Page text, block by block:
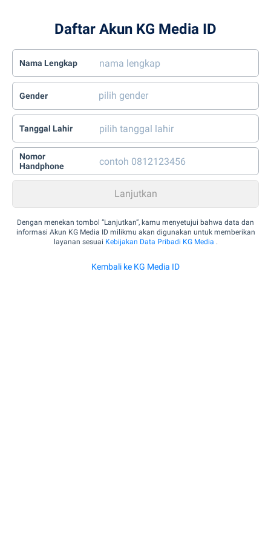
Daftar Akun KG Media ID
Nama Lengkap
Gender
Tanggal Lahir
Nomor
Handphone
Dengan menekan tombol “Lanjutkan”, kamu menyetujui bahwa data dan
informasi Akun KG Media ID milikmu akan digunakan untuk memberikan
layanan sesuai Kebijakan Data Pribadi KG Media .
Kembali ke KG Media ID